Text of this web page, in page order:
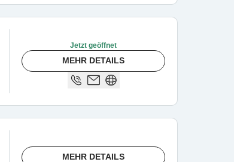
Jetzt geöffnet
MEHR DETAILS
MEHR DETAILS